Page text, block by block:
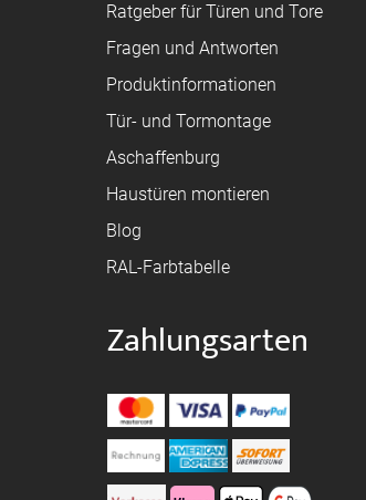
Ratgeber für Türen und Tore
Fragen und Antworten
Produktinformationen
Tür- und Tormontage
Aschaffenburg
Haustüren montieren
Blog
RAL-Farbtabelle
Zahlungsarten